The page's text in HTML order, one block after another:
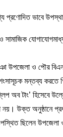
প্রণোদিত ভাবে
সামাজিক
উপজেলা ও পৌর
মন্তব্য করতে
অব টাং’ হিসেবে
নয়। উক্ত অনুষ্ঠানে
ছিলেন উপজেলা